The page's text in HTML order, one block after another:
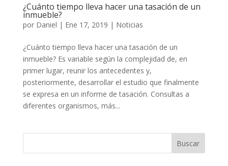
¿Cuánto tiempo lleva hacer una tasación de un
inmueble?
por Daniel | Ene 17, 2019 | Noticias
¿Cuánto tiempo lleva hacer una tasación de un
inmueble? Es variable según la complejidad de, en
primer lugar, reunir los antecedentes y,
posteriormente, desarrollar el estudio que finalmente
se expresa en un informe de tasación. Consultas a
diferentes organismos, más...